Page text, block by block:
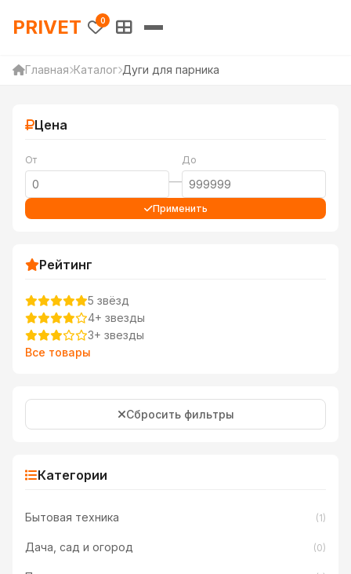
PRIVET — Каталог товаров
PRIVET 0
Главная Каталог Дуги для парника
Цена
От
—
До
Применить
Рейтинг
5 звёзд
4+ звезды
3+ звезды
Все товары
Сбросить фильтры
Категории
Бытовая техника (1)
Дача, сад и огород (0)